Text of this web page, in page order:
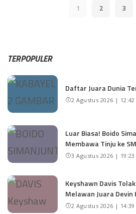
1 2 3
TERPOPULER
Daftar Juara Dunia
2 Agustus 2026 | 12:42
Luar Biasa! Boido
Membawa Tinju ke
3 Agustus 2026 | 19:23
Keyshawn Davis
Melawan Juara Devin
2 Agustus 2026 | 14:39